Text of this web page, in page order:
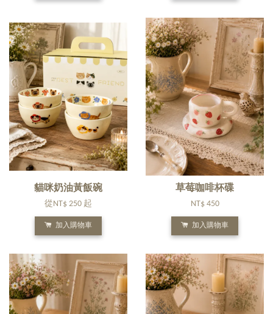
貓咪奶油黃飯碗
從 NT$ 250 起
加入購物車
草莓咖啡杯碟
NT$ 450
加入購物車